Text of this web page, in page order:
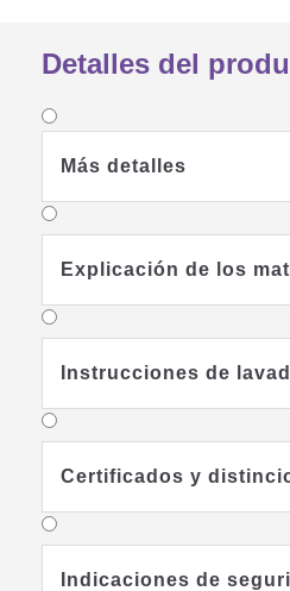
Detalles del
Más detalles
Explicación de los
Instrucciones de
Certificados y
Indicaciones de